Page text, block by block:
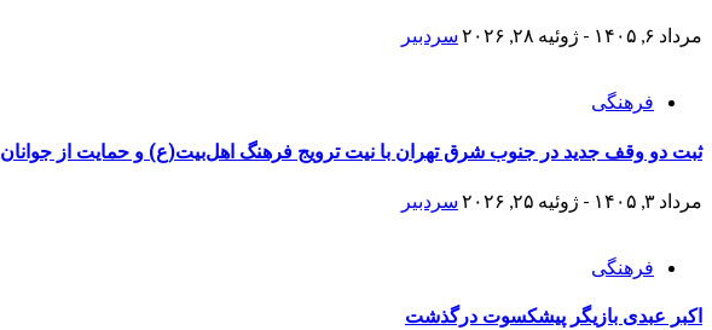
مرداد ۶, ۱۴۰۵ - ژوئیه ۲۸, ۲۰۲۶ سردبیر
فرهنگی
ثبت دو وقف جدید در جنوب شرق تهران با نیت ترویج فرهنگ اهل‌بیت(ع) و حمایت از جوانان
مرداد ۳, ۱۴۰۵ - ژوئیه ۲۵, ۲۰۲۶ سردبیر
فرهنگی
اکبر عبدی بازیگر پیشکسوت درگذشت